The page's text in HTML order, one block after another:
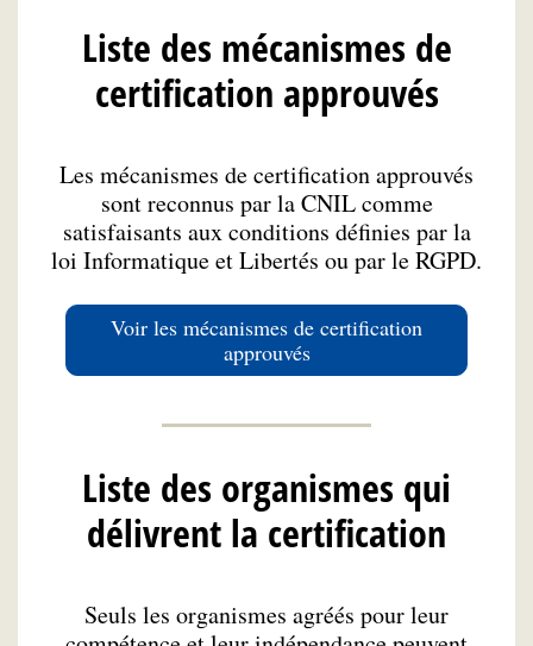
Liste des mécanismes de
certification approuvés
Les mécanismes de certification approuvés
sont reconnus par la CNIL comme
satisfaisants aux conditions définies par la
loi Informatique et Libertés ou par le RGPD.
Voir les mécanismes de certification
approuvés
Liste des organismes qui
délivrent la certification
Seuls les organismes agréés pour leur